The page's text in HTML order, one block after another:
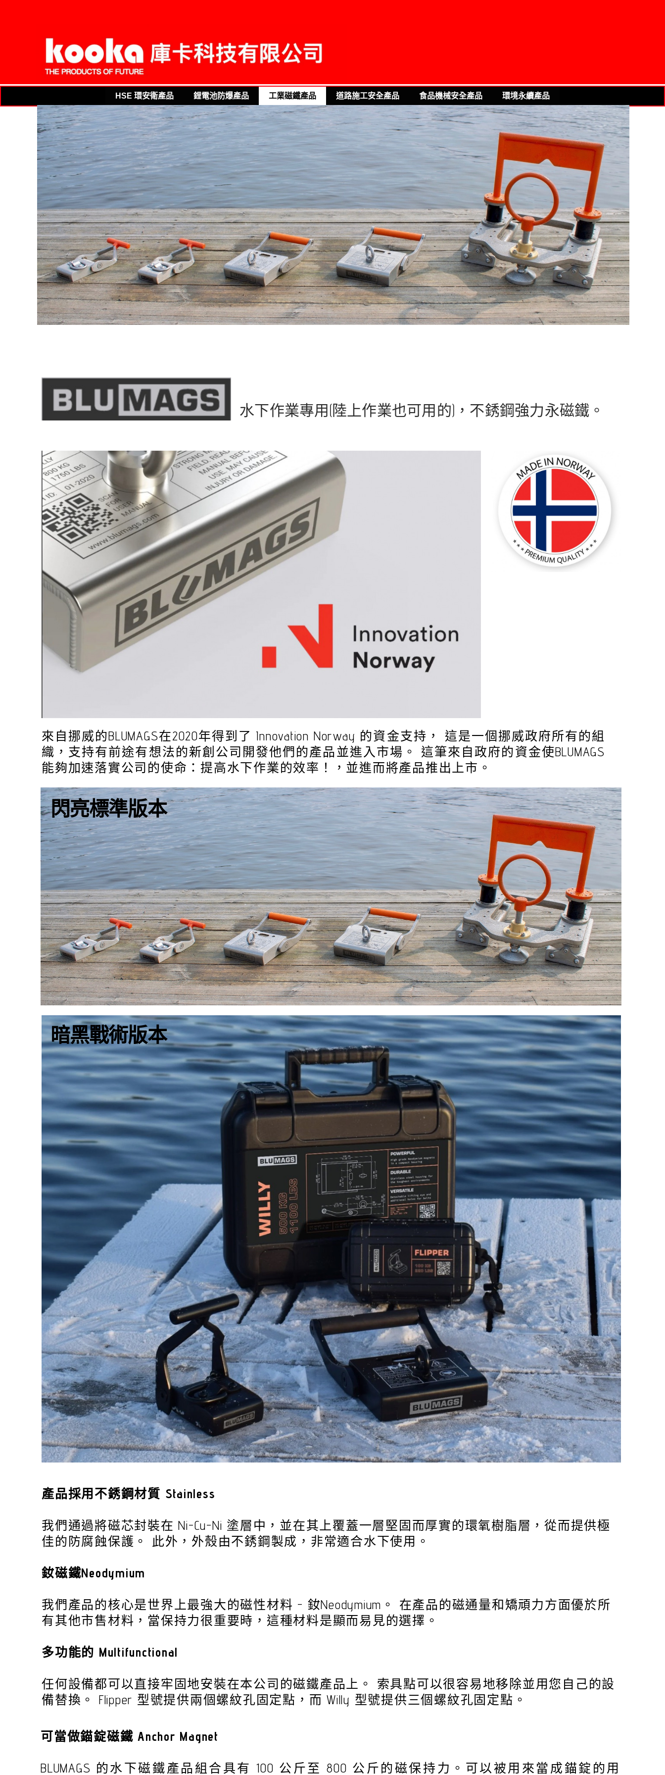
THE PRODUCTS OF FUTURE
產品採用不銹鋼材質 Stainless
我們通過將磁芯封裝在 Ni-Cu-Ni 塗層中，並在其上覆蓋一層堅固而厚實的環氧樹脂層，從而提供極
佳的防腐蝕保護。 此外，外殼由不銹鋼製成，非常適合水下使用。
釹磁鐵Neodymium
我們產品的核心是世界上最強大的磁性材料 - 釹Neodymium。 在產品的磁通量和矯頑力方面優於所
有其他市售材料，當保持力很重要時，這種材料是顯而易見的選擇。
多功能的 Multifunctional
任何設備都可以直接牢固地安裝在本公司的磁鐵產品上。 索具點可以很容易地移除並用您自己的設
備替換。 Flipper 型號提供兩個螺紋孔固定點，而 Willy 型號提供三個螺紋孔固定點。
水下作業專用(陸上作業也可用的)，不銹鋼強力永磁鐵。
來自挪威的BLUMAGS在2020年得到了 Innovation Norway 的資金支持， 這是一個挪威政府所有的組
織，支持有前途有想法的新創公司開發他們的產品並進入市場。 這筆來自政府的資金使BLUMAGS
能夠加速落實公司的使命：提高水下作業的效率！，並進而將產品推出上市。
可當做錨錠磁鐵 Anchor Magnet
BLUMAGS 的水下磁鐵產品組合具有 100 公斤至 800 公斤的磁保持力。可以被用來當成錨錠的用
暗黑戰術版本
閃亮標準版本
HSE 環安衛產品 鋰電池防爆產品 工業磁鐵產品 道路施工安全產品 食品機械安全產品 環境永續產品